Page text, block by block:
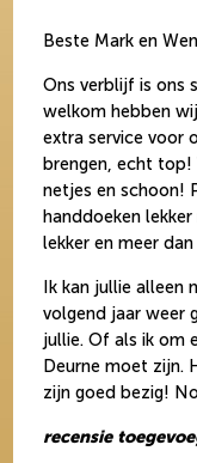
Beste Mark en
Ons verblijf is ons
welkom hebben
extra service voor
brengen, echt top!
netjes en schoon!
handdoeken
lekker en meer
Ik kan jullie alleen
volgend jaar weer
jullie. Of als ik om
Deurne moet zijn.
zijn goed bezig!
recensie